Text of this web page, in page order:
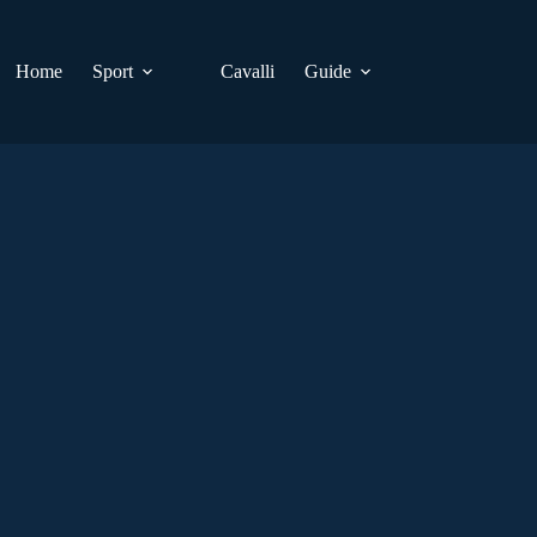
Home
Sport Cavalli Guide